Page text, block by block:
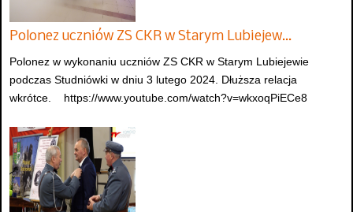
Polonez uczniów ZS CKR w Starym Lubiejew…
Polonez w wykonaniu uczniów ZS CKR w Starym Lubiejewie
podczas Studniówki w dniu 3 lutego 2024. Dłuższa relacja
wkrótce. https://www.youtube.com/watch?v=wkxoqPiECe8